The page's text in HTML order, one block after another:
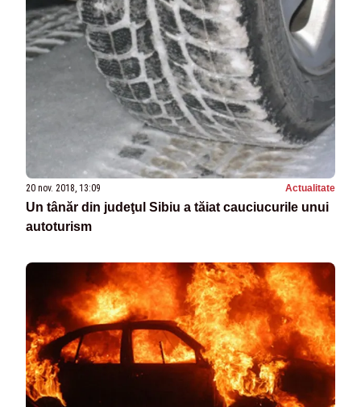
20 nov. 2018, 13:09 Actualitate
Un tânăr din judeţul Sibiu a tăiat cauciucurile unui
autoturism